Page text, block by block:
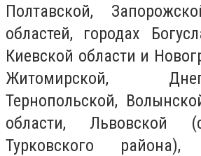
Полтавской,
областей, городах
Киевской области и
Житомирской,
Тернопольской,
области, Львовской
Турковского района),